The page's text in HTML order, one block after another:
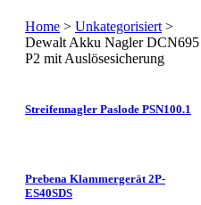
Home > Unkategorisiert >
Dewalt Akku Nagler DCN695
P2 mit Auslösesicherung
Streifennagler Paslode PSN100.1
Prebena Klammergerät 2P-
ES40SDS